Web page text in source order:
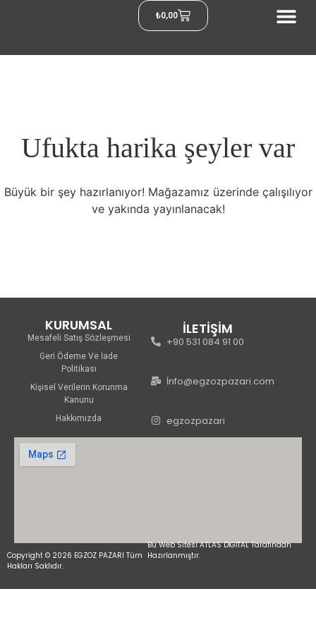
₺0,00
Ufukta harika şeyler var
Büyük bir şey hazırlanıyor! Mağazamız üzerinde çalışılıyor
ve yakında yayınlanacak!
KURUMSAL
Mesafeli Satış Sözleşmesi
Geri Ödeme Ve İade
Politikası
Kişisel Verilerin Korunma
Kanunu
Hakkımızda
İLETİŞİM
+90 531 084 91 00
İnfo@egzozpazari.com
egzozpazari
Copyright © 2026 EGZOZ PAZARI Tüm
Hakları Saklıdır.
Bu Web Sitesi ATLAS DİGİTAL Tarafından
Hazırlanmıştır.